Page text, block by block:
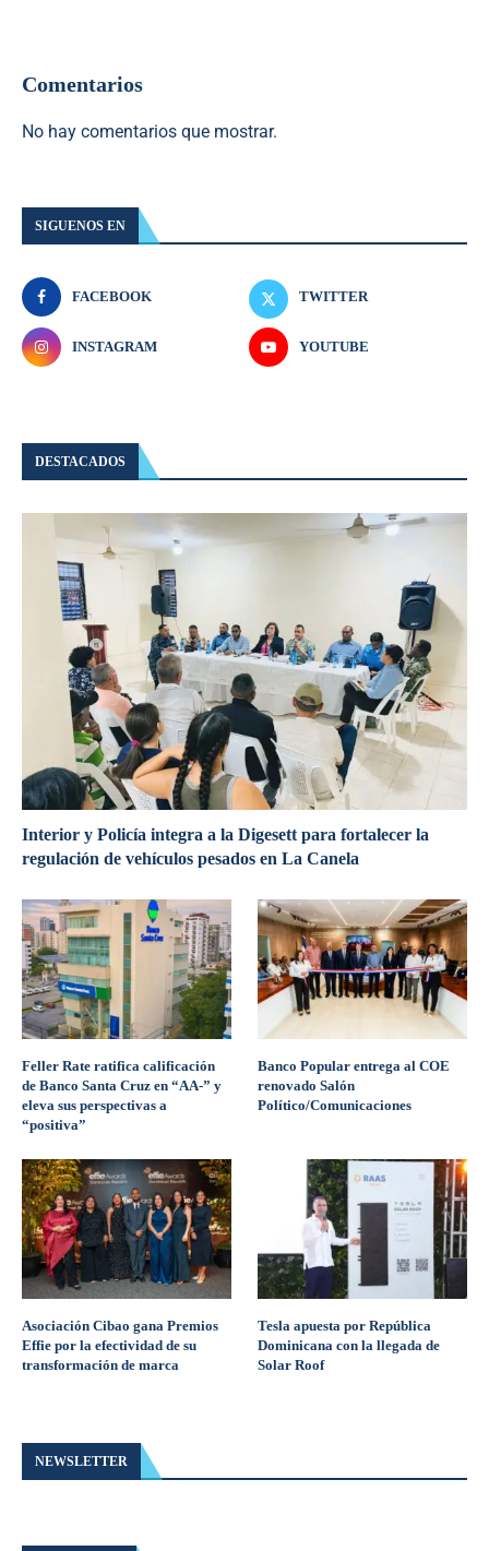
Comentarios
No hay comentarios que mostrar.
SIGUENOS EN
FACEBOOK TWITTER
INSTAGRAM YOUTUBE
DESTACADOS
Interior y Policía integra a la Digesett para fortalecer la
regulación de vehículos pesados en La Canela
Feller Rate ratifica calificación
de Banco Santa Cruz en “AA-” y
eleva sus perspectivas a
“positiva”
Banco Popular entrega al COE
renovado Salón
Político/Comunicaciones
Asociación Cibao gana Premios
Effie por la efectividad de su
transformación de marca
Tesla apuesta por República
Dominicana con la llegada de
Solar Roof
NEWSLETTER